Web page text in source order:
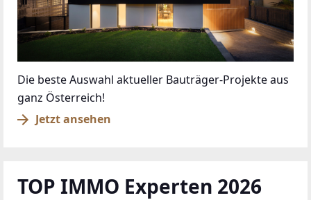
Die beste Auswahl aktueller Bauträger-Projekte aus
ganz Österreich!
Jetzt ansehen
TOP IMMO Experten 2026